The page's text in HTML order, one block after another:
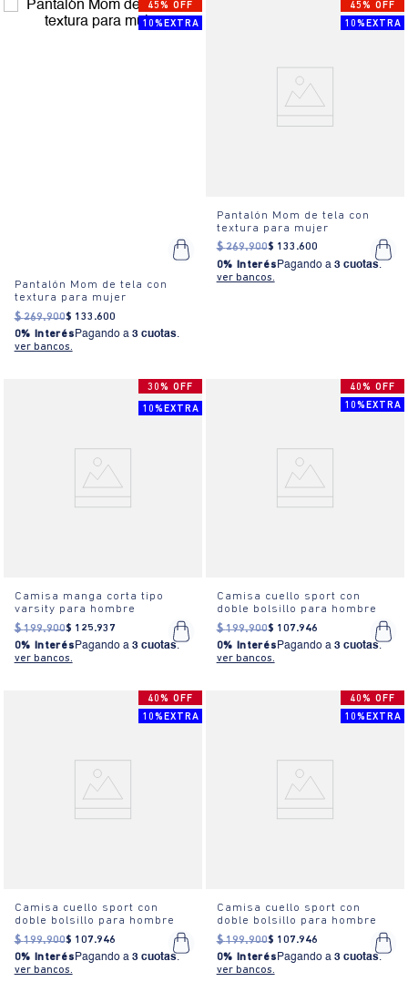
45% OFF
10%EXTRA
Pantalón Mom de tela con
textura para mujer
$ 269.900$ 133 .600
0% InterésPagando a 3 cuotas.
ver bancos.
45% OFF
10%EXTRA
Pantalón Mom de tela con
textura para mujer
$ 269.900$ 133 .600
0% Interés Pagando a 3 cuotas.
ver bancos.
30% OFF
10%EXTRA
Camisa manga corta tipo
varsity para hombre
$ 199.900$ 125.937
0% InterésPagando a 3 cuotas.
ver bancos.
40% OFF
10%EXTRA
Camisa cuello sport con
doble bolsillo para hombre
$ 199.900$ 107.946
0% InterésPagando a 3 cuotas.
ver bancos.
40% OFF
10%EXTRA
Camisa cuello sport con
doble bolsillo para hombre
$ 199.900$ 107.946
0% InterésPagando a 3 cuotas.
ver bancos.
40% OFF
10%EXTRA
Camisa cuello sport con
doble bolsillo para hombre
$ 199.900$ 107.946
0% InterésPagando a 3 cuotas.
ver bancos.